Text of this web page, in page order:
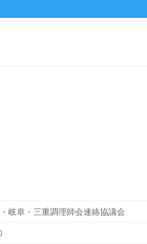
岐阜・三重調理師会連絡協議会